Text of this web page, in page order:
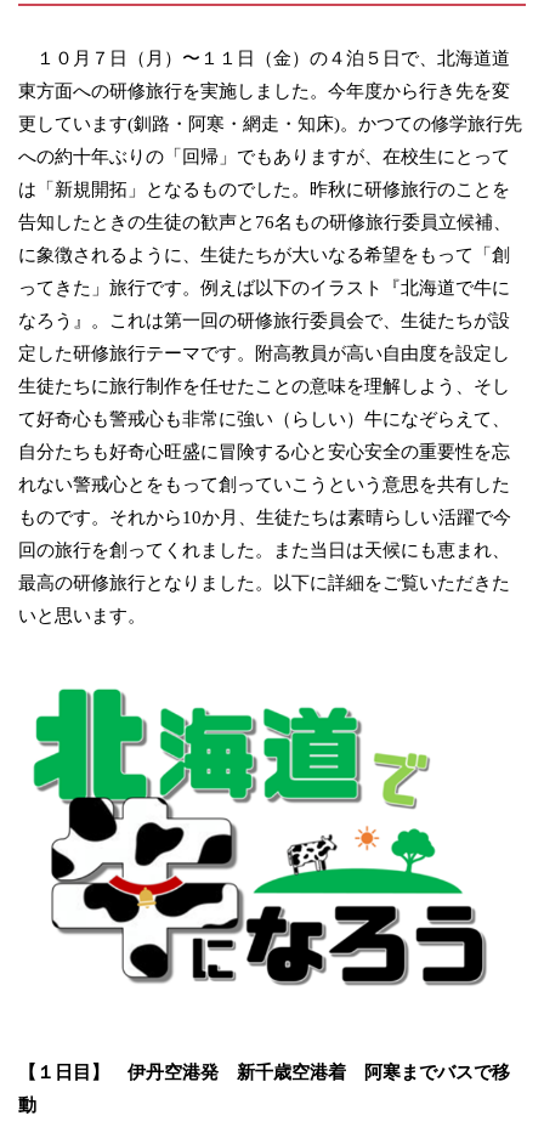
１０月７日（月）〜１１日（金）の４泊５日で、北海道道
東方面への研修旅行を実施しました。今年度から行き先を変
更しています(釧路・阿寒・網走・知床)。かつての修学旅行先
への約十年ぶりの「回帰」でもありますが、在校生にとって
は「新規開拓」となるものでした。昨秋に研修旅行のことを
告知したときの生徒の歓声と76名もの研修旅行委員立候補、
に象徴されるように、生徒たちが大いなる希望をもって「創
ってきた」旅行です。例えば以下のイラスト『北海道で牛に
なろう』。これは第一回の研修旅行委員会で、生徒たちが設
定した研修旅行テーマです。附高教員が高い自由度を設定し
生徒たちに旅行制作を任せたことの意味を理解しよう、そし
て好奇心も警戒心も非常に強い（らしい）牛になぞらえて、
自分たちも好奇心旺盛に冒険する心と安心安全の重要性を忘
れない警戒心とをもって創っていこうという意思を共有した
ものです。それから10か月、生徒たちは素晴らしい活躍で今
回の旅行を創ってくれました。また当日は天候にも恵まれ、
最高の研修旅行となりました。以下に詳細をご覧いただきた
いと思います。
【１日目】 伊丹空港発 新千歳空港着 阿寒までバスで移
動